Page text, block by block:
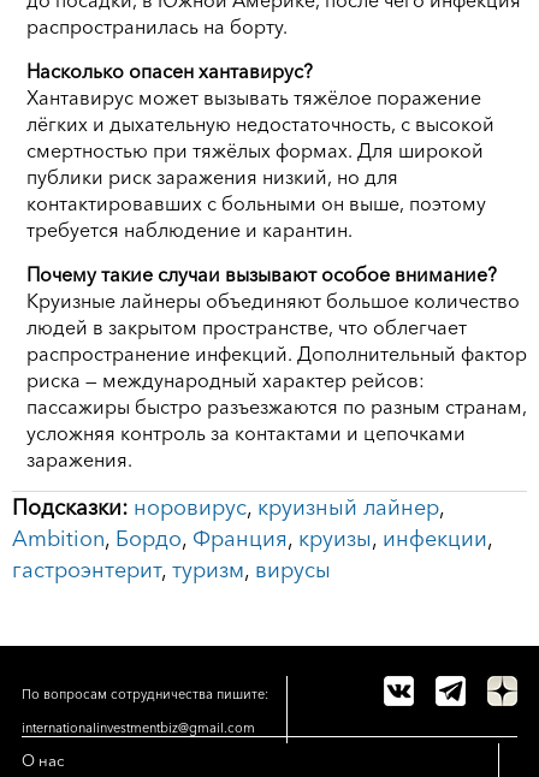
распространилась на борту.
Насколько опасен хантавирус?
Хантавирус может вызывать тяжёлое поражение
лёгких и дыхательную недостаточность, с высокой
смертностью при тяжёлых формах. Для широкой
публики риск заражения низкий, но для
контактировавших с больными он выше, поэтому
требуется наблюдение и карантин.
Почему такие случаи вызывают особое внимание?
Круизные лайнеры объединяют большое количество
людей в закрытом пространстве, что облегчает
распространение инфекций. Дополнительный фактор
риска — международный характер рейсов:
пассажиры быстро разъезжаются по разным странам,
усложняя контроль за контактами и цепочками
заражения.
Подсказки: норовирус, круизный лайнер,
Ambition, Бордо, Франция, круизы, инфекции,
гастроэнтерит, туризм, вирусы
По вопросам сотрудничества пишите:
internationalinvestmentbiz@gmail.com
О нас